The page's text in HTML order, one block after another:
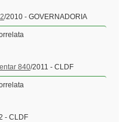
/2010 - GOVERNADORIA
840/2011 - CLDF
- CLDF